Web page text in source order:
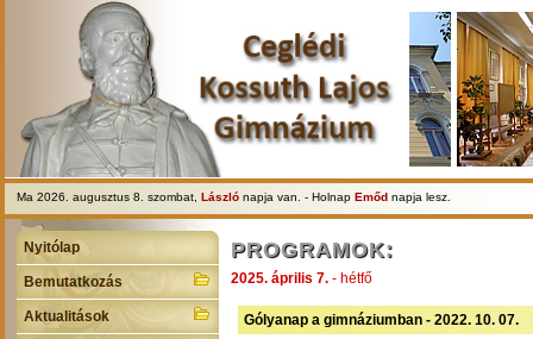
Ma 2026. augusztus 8. szombat, László napja van. - Holnap Emőd napja lesz.
Nyitólap
Bemutatkozás
Aktualitások
PROGRAMOK:
2025. április 7. - hétfő
Gólyanap a gimnáziumban - 2022. 10. 07.